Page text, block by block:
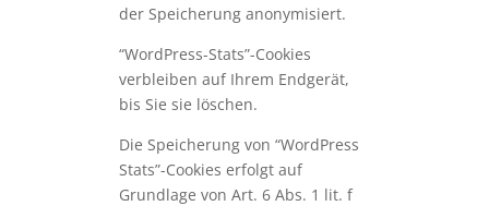
der Speicherung anonymisiert.
“WordPress-Stats”-Cookies
verbleiben auf Ihrem Endgerät,
bis Sie sie löschen.
Die Speicherung von “WordPress
Stats”-Cookies erfolgt auf
Grundlage von Art. 6 Abs. 1 lit. f